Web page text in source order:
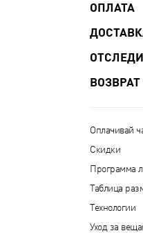
ОПЛАТА
ВОЗВРАТ
Оплачивай
Скидки
Программа
Таблица
Технологии
Уход за